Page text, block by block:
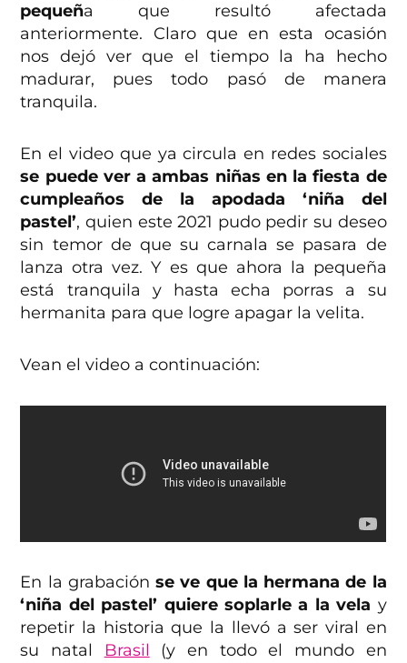
pequeña que resultó afectada
anteriormente. Claro que en esta ocasión
nos dejó ver que el tiempo la ha hecho
madurar, pues todo pasó de manera
tranquila.
En el video que ya circula en redes sociales
se puede ver a ambas niñas en la fiesta de
cumpleaños de la apodada ‘niña del
pastel’, quien este 2021 pudo pedir su deseo
sin temor de que su carnala se pasara de
lanza otra vez. Y es que ahora la pequeña
está tranquila y hasta echa porras a su
hermanita para que logre apagar la velita.
Vean el video a continuación:
En la grabaciónse ve que la hermana de la
‘niña del pastel’ quiere soplarle a la vela y
repetir la historia que la llevó a ser viral en
su natal
Brasil (y en todo el mundo en